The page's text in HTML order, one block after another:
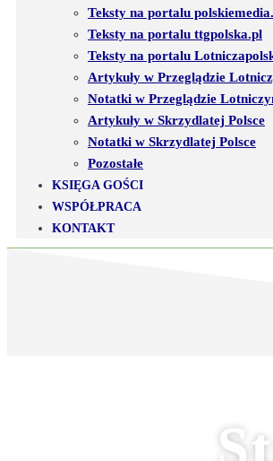
Teksty na portalu
Teksty na portalu ttgpolska.pl
Teksty na portalu
Artykuły w Przeglądzie
Notatki w Przeglądzie
Artykuły w Skrzydlatej Polsce
Notatki w Skrzydlatej Polsce
Pozostałe
KSIĘGA GOŚCI
WSPÓŁPRACA
KONTAKT